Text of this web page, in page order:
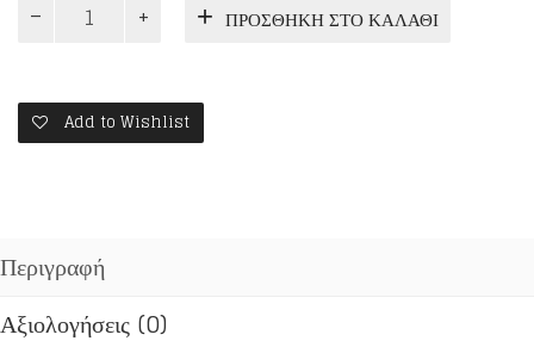
ΠΟΤΑΜΟΣ
ποσότητα
ΠΡΟΣΘΉΚΗ ΣΤΟ ΚΑΛΆΘΙ
Add to Wishlist
Περιγραφή
Αξιολογήσεις (0)